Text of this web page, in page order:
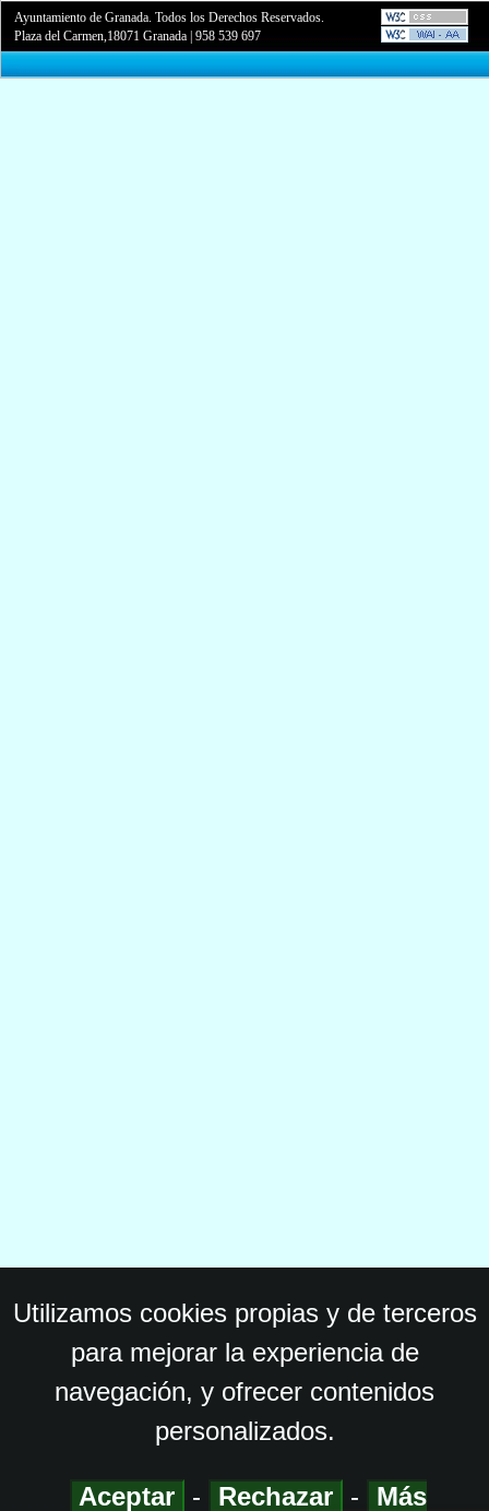
Ayuntamiento de Granada. Todos los Derechos Reservados.
Plaza del Carmen,18071 Granada |958 539 697
Utilizamos cookies propias y de terceros
para mejorar la experiencia de
navegación, y ofrecer contenidos
personalizados.
Aceptar - Rechazar - Más